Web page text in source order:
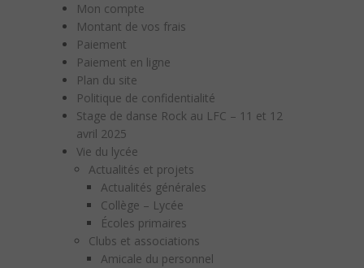
Mon compte
Montant de vos frais
Paiement
Paiement en ligne
Plan du site
Politique de confidentialité
Stage de danse Rock au LFC – 11 et 12
avril 2025
Vie du lycée
Actualités et projets
Actualités générales
Collège – Lycée
Écoles primaires
Clubs et associations
Amicale du personnel